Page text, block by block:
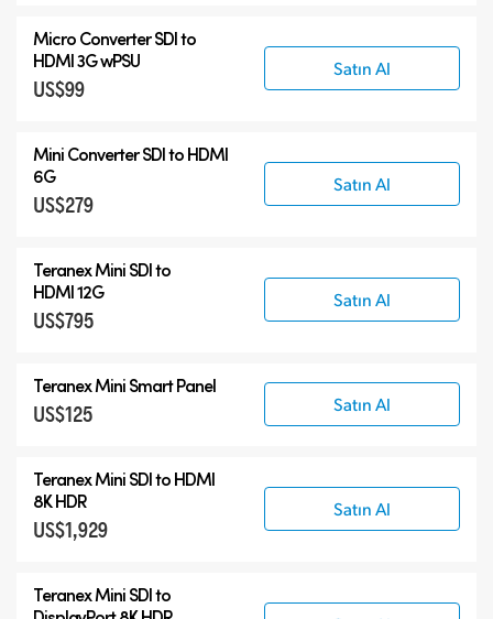
Micro ConverterSDI to
HDMI 3G wPSU
US$99
Satın Al
Mini Converter SDI to HDMI
6G
US$279
Satın Al
Teranex Mini SDI to
HDMI 12G
US$795
Satın Al
Teranex Mini Smart Panel
US$125 Satın Al
Teranex MiniSDI to HDMI
8K HDR
US$1,929
Satın Al
Teranex MiniSDI to